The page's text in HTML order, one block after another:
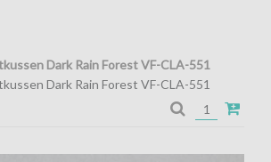
Dark Rain Forest VF-CLA-551
Dark Rain Forest VF-CLA-551
fijnste details